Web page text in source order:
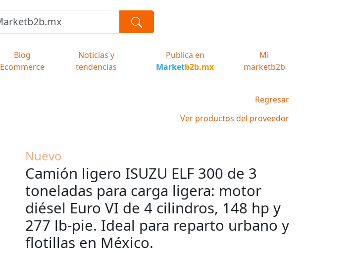
Blog
Ecommerce
Noticias y
tendencias
Publica en
Marketb2b.mx
Mi
marketb2b
Regresar
Ver productos del proveedor
Nuevo
Camión ligero ISUZU ELF 300 de 3
toneladas para carga ligera: motor
diésel Euro VI de 4 cilindros, 148 hp y
277 lb‑pie. Ideal para reparto urbano y
flotillas en México.